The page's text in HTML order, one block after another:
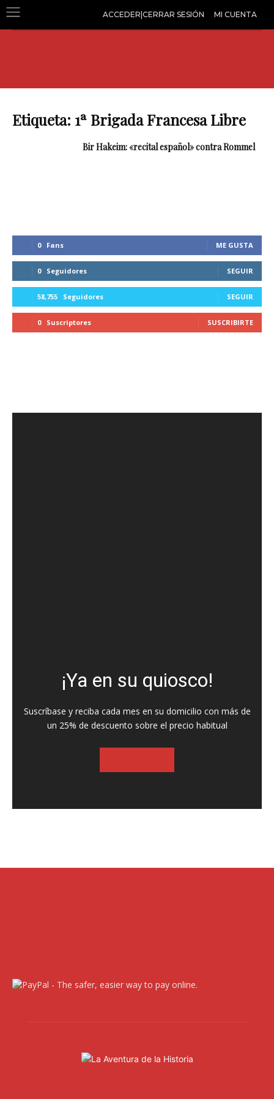
ACCEDER|CERRAR SESIÓN MI CUENTA
Etiqueta: 1ª Brigada Francesa Libre
Bir Hakeim: «recital español» contra Rommel
0 Fans ME GUSTA
0 Seguidores SEGUIR
58,755 Seguidores SEGUIR
0 Suscriptores SUSCRIBIRTE
¡Ya en su quiosco!
Suscríbase y reciba cada mes en su domicilio con más de
un 25% de descuento sobre el precio habitual